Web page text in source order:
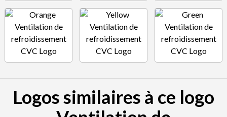
Logos similaires à ce logo